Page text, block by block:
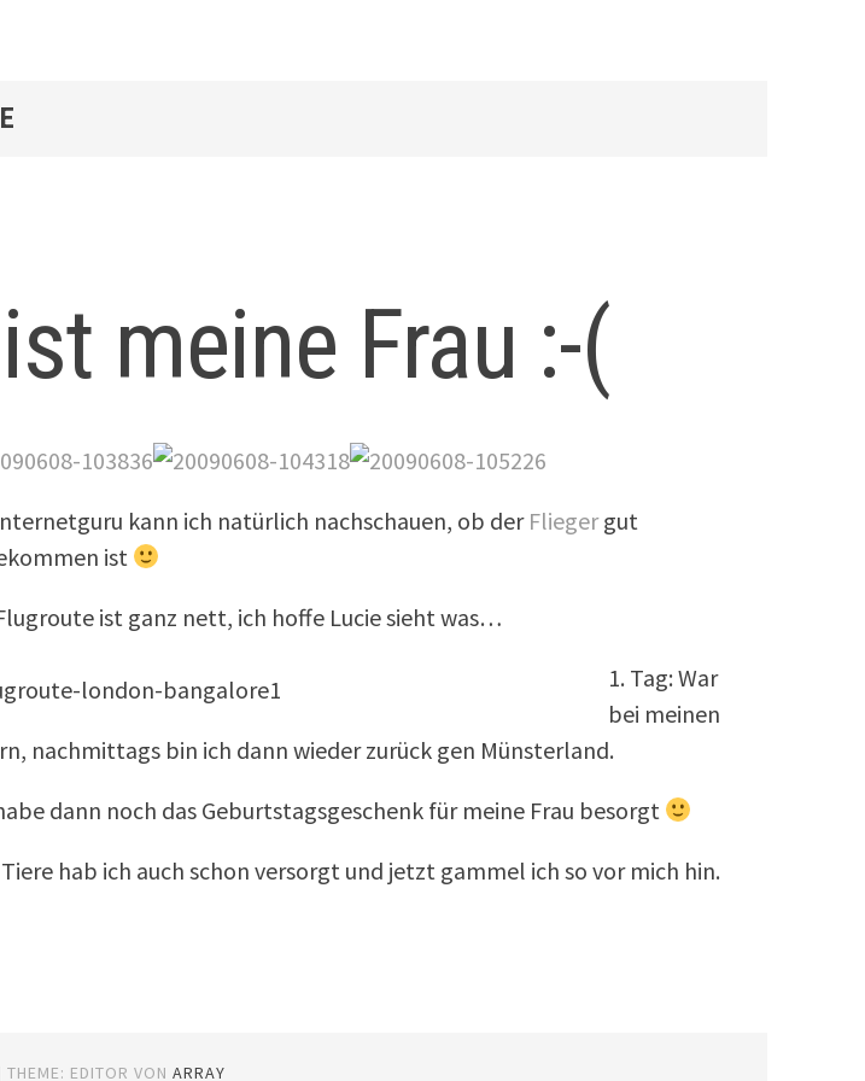
meine Frau :-(
kann ich natürlich nachschauen, ob der Fliegergut
ist
ist ganz nett, ich hoffe Lucie sieht was…
1. Tag: War
bei meinen
nachmittags bin ich dann wieder zurück gen Münsterland.
dann noch das Geburtstagsgeschenk für meine Frau besorgt
hab ich auch schon versorgt und jetzt gammel ich so vor mich hin.
|THEME: EDITOR VONARRAY